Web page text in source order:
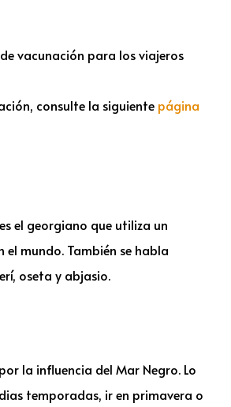
vacunación para los viajeros
consulte la siguiente página
el georgiano que utiliza un
mundo. También se habla
oseta y abjasio.
la influencia del Mar Negro. Lo
temporadas, ir en primavera o